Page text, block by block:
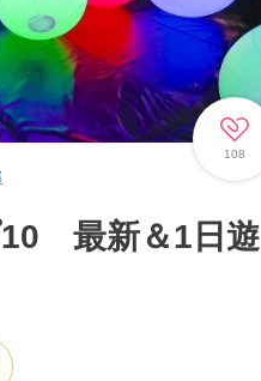
108
10 最新＆1日遊